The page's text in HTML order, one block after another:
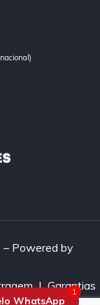
Powered by
|Garantias
WhatsApp
1